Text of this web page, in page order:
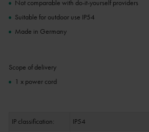
Not comparable with do-it-yourself providers
Suitable for outdoor use IP54
Made in Germany
Scope of delivery
1 x power cord
IP classification:
IP54